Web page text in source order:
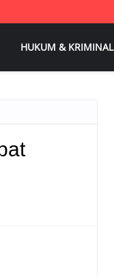
HUKUM & KRIMINAL